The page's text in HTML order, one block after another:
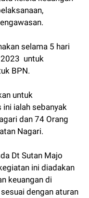
selama 5 hari
2023 untuk
BPN.
untuk
ialah sebanyak
dan 74 Orang
Nagari.
Dt Sutan Majo
ini diadakan
keuangan di
dengan aturan